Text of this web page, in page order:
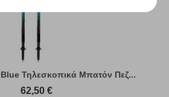
Τηλεσκοπικά Μπατόν Πεζ...
62,50 €